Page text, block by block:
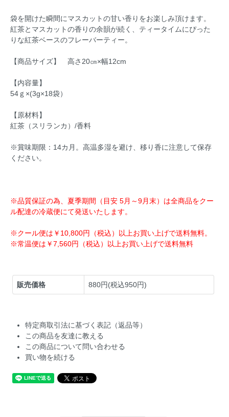
袋を開けた瞬間にマスカットの甘い香りをお楽しみ頂けます。
紅茶とマスカットの香りの余韻が続く、ティータイムにぴった
りな紅茶ベースのフレーバーティー。
【商品サイズ】 高さ20㎝×幅12cm
【内容量】
54ｇ×(3g×18袋）
【原材料】
紅茶（スリランカ）/香料
※賞味期限：14カ月。高温多湿を避け、移り香に注意して保存
ください。
※品質保証の為、夏季期間（目安 5月～9月末）は全商品をクー
ル配達の冷蔵便にて発送いたします。
※クール便は￥10,800円（税込）以上お買い上げで送料無料。
※常温便は￥7,560円（税込）以上お買い上げで送料無料
販売価格 880円(税込950円)
特定商取引法に基づく表記（返品等）
この商品を友達に教える
この商品について問い合わせる
買い物を続ける